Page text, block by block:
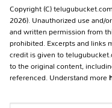
Copyright (C)
2026). Unauthorized use
and written permission from
prohibited. Excerpts and links
credit is given to
to the original content,
referenced. Understand more